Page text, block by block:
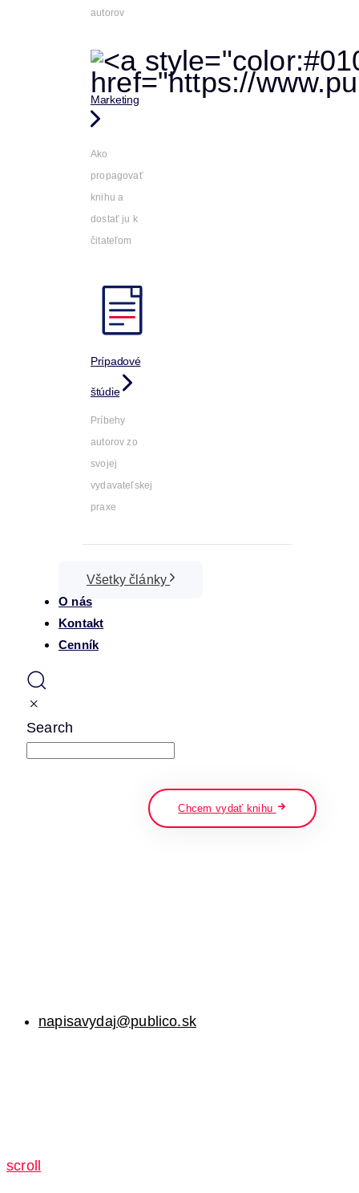
autorov
Marketing
Ako
propagovať
knihu a
dostať ju k
čitateľom
Prípadové
štúdie
Príbehy
autorov zo
svojej
vydavateľskej
praxe
Všetky články
O nás
Kontakt
Cenník
Search
Chcem vydať knihu
napisavydaj@publico.sk
scroll